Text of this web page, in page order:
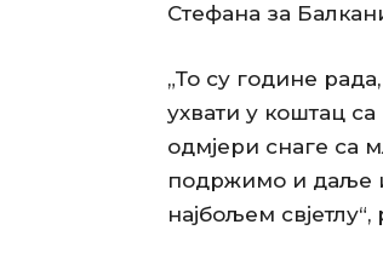
Стефана за
„То су године
ухвати у коштац
одмјери снаге са
подржимо и даље
најбољем